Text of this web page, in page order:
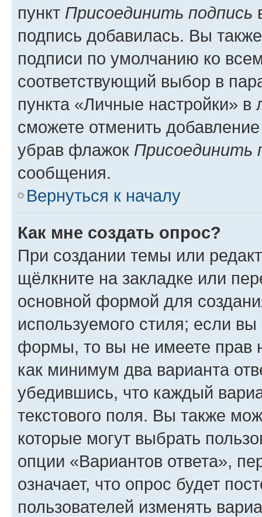
пункт Присоединить подпись
подпись добавилась. Вы
подписи по умолчанию ко
соответствующий выбор в
пункта «Личные настройки»
сможете отменить
убрав флажок Присоединить
сообщения.
Вернуться к началу
Как мне создать опрос?
При создании темы или
щёлкните на закладке или
основной формой для
используемого стиля; если
формы, то вы не имеете прав
как минимум два варианта
убедившись, что каждый
текстового поля. Вы также
которые могут выбрать
опции «Вариантов ответа»,
означает, что опрос будет
пользователей изменять